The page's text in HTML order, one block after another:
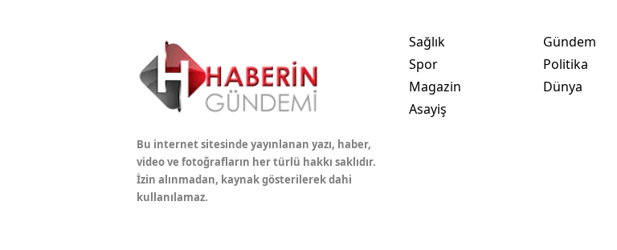
Bu internet sitesinde yayınlanan yazı, haber,
video ve fotoğrafların her türlü hakkı saklıdır.
İzin alınmadan, kaynak gösterilerek dahi
kullanılamaz.
Sağlık
Spor
Magazin
Asayiş
Gündem
Politika
Dünya